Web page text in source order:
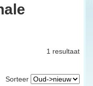
1 resultaat
Sorteer